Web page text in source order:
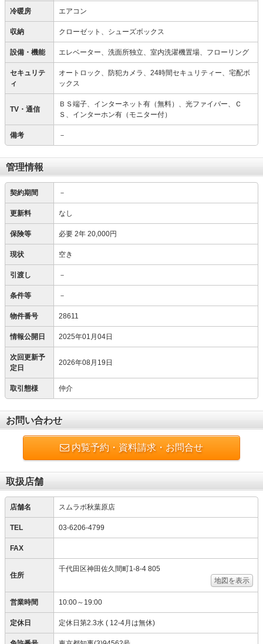
冷暖房 エアコン
収納 クローゼット、シューズボックス
設備・機能 エレベーター、洗面所独立、室内洗濯機置場、フローリング
セキュリテ
ィ
オートロック、防犯カメラ、24時間セキュリティー、宅配ボ
ックス
TV・通信
ＢＳ端子、インターネット有（無料）、光ファイバー、Ｃ
Ｓ、インターホン有（モニター付）
備考 －
管理情報
契約期間 －
更新料 なし
保険等 必要 2年 20,000円
現状 空き
引渡し －
条件等 －
物件番号 28611
情報公開日 2025年01月04日
次回更新予
定日
2026年08月19日
取引態様 仲介
お問い合わせ
内覧予約・資料請求・お問合せ
取扱店舗
店舗名 スムラボ秋葉原店
TEL 03-6206-4799
FAX
住所
千代田区神田佐久間町1-8-4 805
地図を表示
営業時間 10:00～19:00
定休日 定休日第2.3水 ( 12-4月は無休)